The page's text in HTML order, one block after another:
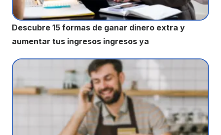
Descubre 15 formas de ganar dinero extra y
aumentar tus ingresos ingresos ya